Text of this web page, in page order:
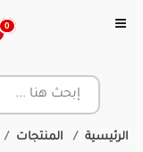
0
الرئيسية المنتجات